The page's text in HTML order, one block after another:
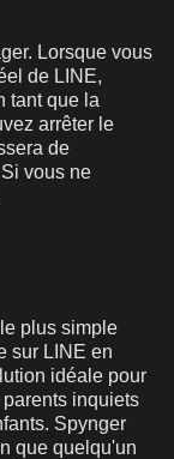
Lorsque vous
de LINE,
tant que la
arrêter le
de
vous ne
plus simple
sur LINE en
idéale pour
inquiets
Spynger
que quelqu'un